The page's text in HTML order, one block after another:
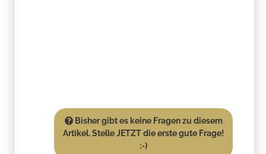
Bisher gibt es keine Fragen zu diesem
Artikel. Stelle JETZT die erste gute Frage!
:-)